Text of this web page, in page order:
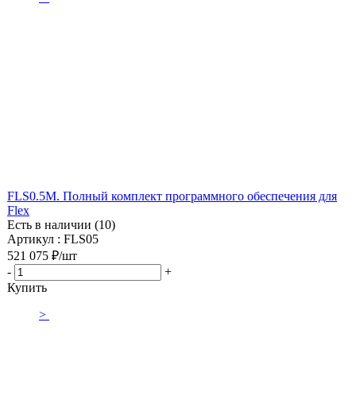
FLS0.5M. Полный комплект программного обеспечения для
Flex
Есть в наличии (10)
Артикул : FLS05
521 075 ₽/шт
-
+
Купить
>